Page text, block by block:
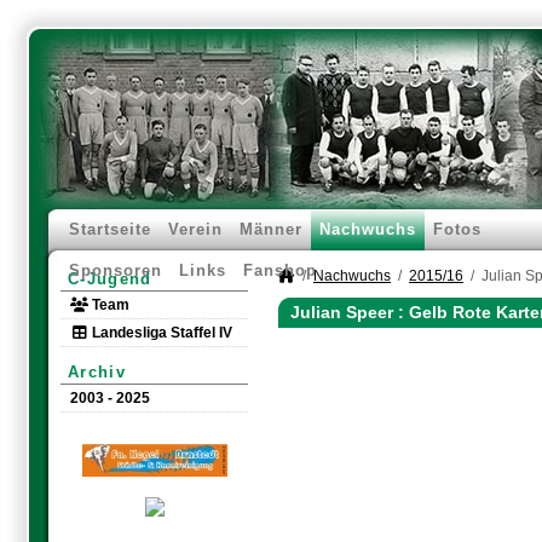
Startseite Verein Männer Nachwuchs Fotos
Sponsoren Links Fanshop
C-Jugend
Team
Landesliga Staffel IV
Archiv
2003 - 2025
Nachwuchs 2015/16 Julian
Julian Speer : Gelb Rote